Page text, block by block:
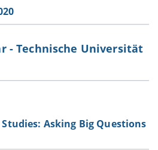
- Technische Universität
Asking Big Questions